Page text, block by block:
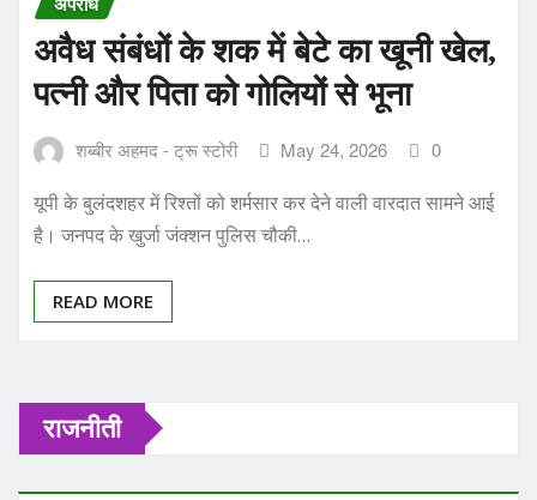
पत्नी और पिता को गोलियों से भूना
शब्बीर अहमद - ट्रू स्टोरी May 24, 2026
यूपी के बुलंदशहर में रिश्तों को शर्मसार कर देने वाली वारदात सामने आई
READ MORE